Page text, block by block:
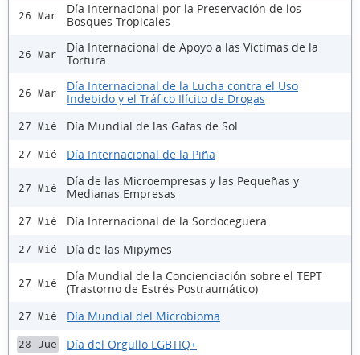
26 Mar
Día Internacional por la Preservación de los
Bosques Tropicales
26 Mar
Día Internacional de Apoyo a las Víctimas de la
Tortura
26 Mar
Día Internacional de la Lucha contra el Uso
Indebido y el Tráfico Ilícito de Drogas
27 Mié Día Mundial de las Gafas de Sol
27 Mié Día Internacional de la Piña
27 Mié
Día de las Microempresas y las Pequeñas y
Medianas Empresas
27 Mié Día Internacional de la Sordoceguera
27 Mié Día de las Mipymes
27 Mié
Día Mundial de la Concienciación sobre el TEPT
(Trastorno de Estrés Postraumático)
27 Mié Día Mundial del Microbioma
28 Jue Día del Orgullo LGBTIQ+